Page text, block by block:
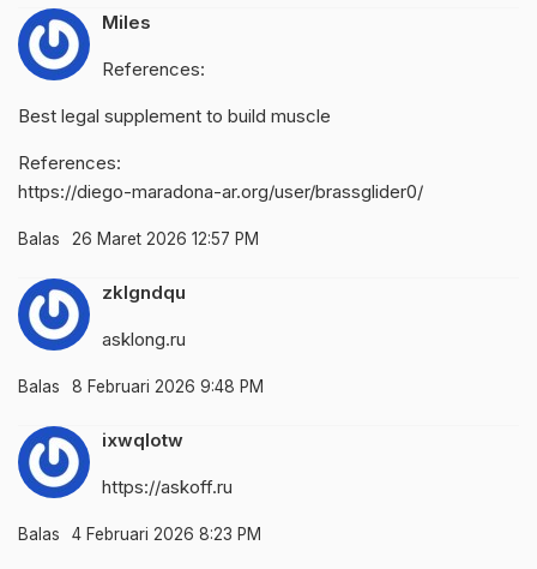
Miles
References:
Best legal supplement to build muscle
References:
https://diego-maradona-ar.org/user/brassglider0/
Balas 26 Maret 2026 12:57 PM
zklgndqu
asklong.ru
Balas 8 Februari 2026 9:48 PM
ixwqlotw
https://askoff.ru
Balas 4 Februari 2026 8:23 PM